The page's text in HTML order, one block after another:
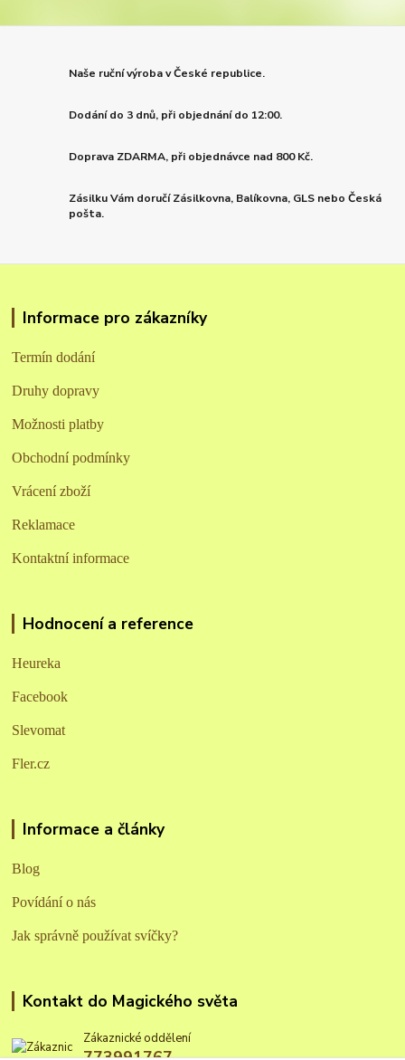
Naše ruční výroba v České republice.
Dodání do 3 dnů, při objednání do 12:00.
Doprava ZDARMA, při objednávce nad 800 Kč.
Zásilku Vám doručí Zásilkovna, Balíkovna, GLS nebo Česká
pošta.
Informace pro zákazníky
Termín dodání
Druhy dopravy
Možnosti platby
Obchodní podmínky
Vrácení zboží
Reklamace
Kontaktní informace
Hodnocení a reference
Heureka
Facebook
Slevomat
Fler.cz
Informace a články
Blog
Povídání o nás
Jak správně používat svíčky?
Kontakt do Magického světa
Zákaznické oddělení